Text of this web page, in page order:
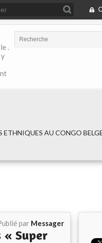
.
AU CONGO
par Messager
« Super